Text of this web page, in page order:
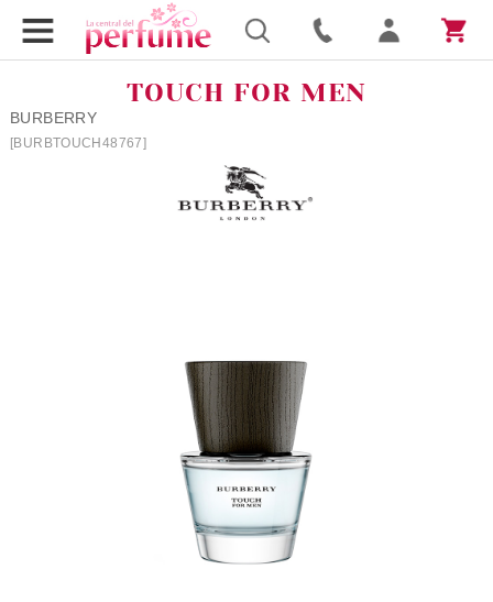
TOUCH FOR MEN
BURBERRY
[BURBTOUCH48767]